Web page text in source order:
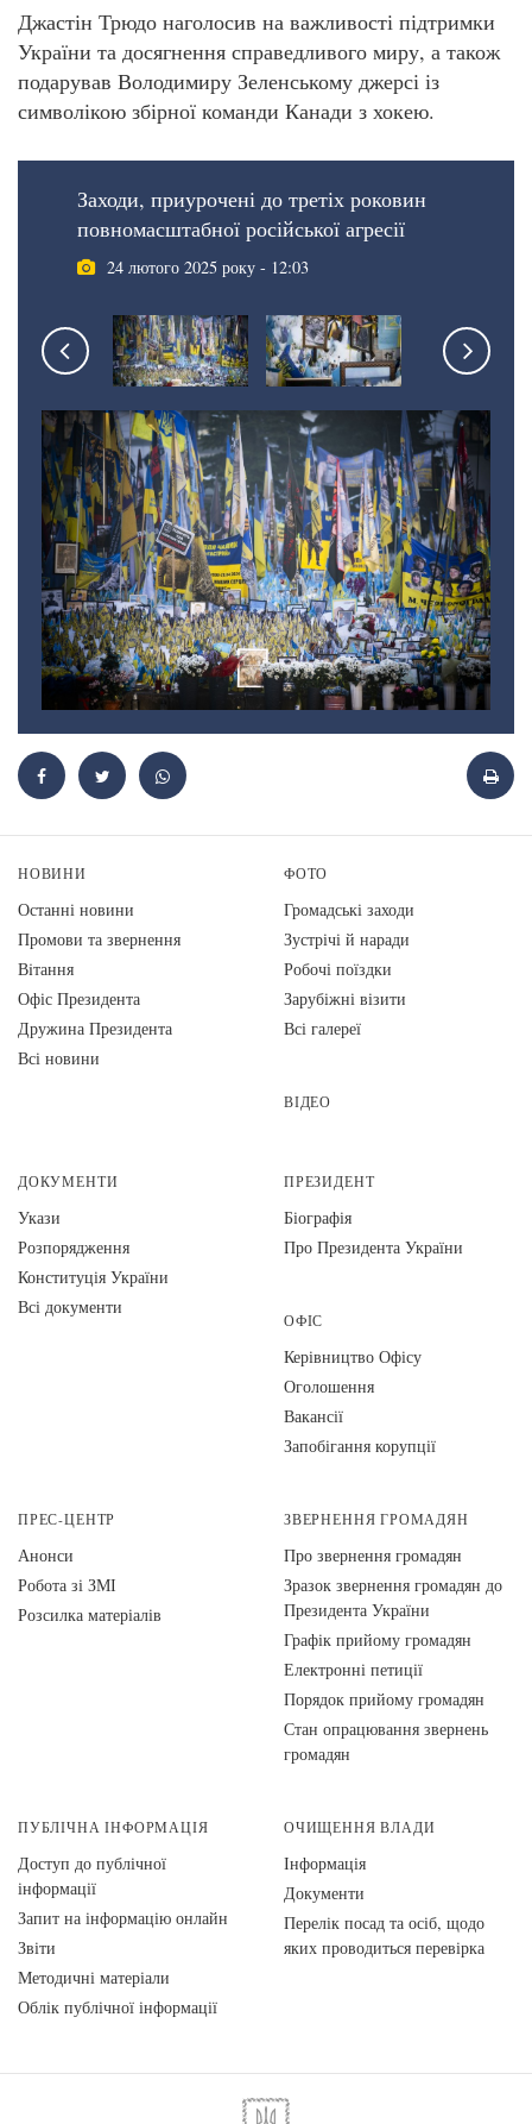
Джастін Трюдо наголосив на важливості підтримки
України та досягнення справедливого миру, а також
подарував Володимиру Зеленському джерсі із
символікою збірної команди Канади з хокею.
Заходи, приурочені до третіх роковин
повномасштабної російської агресії
24 лютого 2025 року - 12:03
НОВИНИ
Останні новини
Промови та звернення
Вiтання
Офіс Президента
Дружина Президента
Всі новини
ФОТО
Громадські заходи
Зустрічі й наради
Робочі поїздки
Зарубіжні візити
Всі галереї
ВІДЕО
ДОКУМЕНТИ
Укази
Розпорядження
Конституція України
Всі документи
ПРЕЗИДЕНТ
Біографія
Про Президента України
ОФІС
Керівництво Офісу
Оголошення
Вакансії
Запобігання корупції
ПРЕС-ЦЕНТР
Анонси
Робота зі ЗМІ
Розсилка матеріалів
ЗВЕРНЕННЯ ГРОМАДЯН
Про звернення громадян
Зразок звернення громадян до
Президента України
Графік прийому громадян
Електронні петиції
Порядок прийому громадян
Стан опрацювання звернень
громадян
ПУБЛІЧНА ІНФОРМАЦІЯ
Доступ до публічної
інформації
Запит на інформацію онлайн
Звіти
Методичні матеріали
Облік публічної інформації
ОЧИЩЕННЯ ВЛАДИ
Інформація
Документи
Перелік посад та осіб, щодо
яких проводиться перевірка